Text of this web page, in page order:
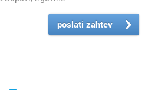
poslati zahtev